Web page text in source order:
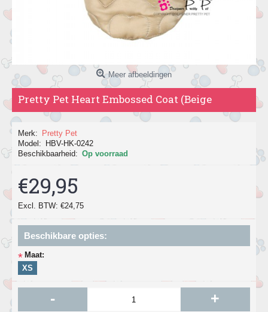
Meer afbeeldingen
Pretty Pet Heart Embossed Coat (Beige
Merk:
Pretty Pet
Model:
HBV-HK-0242
Beschikbaarheid: Op voorraad
€29,95
Excl. BTW: €24,75
Beschikbare opties:
* Maat:
XS
- +